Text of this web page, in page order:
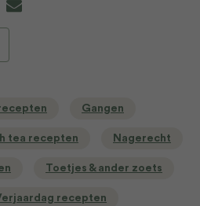
Gangen
tea recepten Nagerecht
Toetjes & ander zoets
recepten